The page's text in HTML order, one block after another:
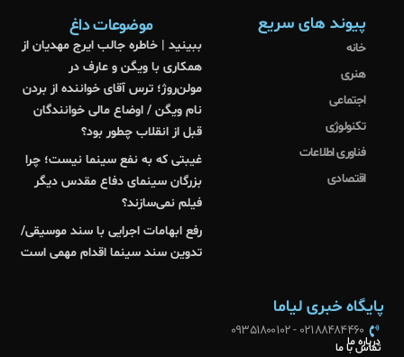
پیوند های سریع
خانه
هنری
اجتماعی
تکنولوژی
فناوری اطلاعات
اقتصادی
موضوعات داغ
ببینید | خاطره جالب ایرج مهدیان از
همکاری با ویگن و عارف در
مولن‌روژ؛ ترس آقای خواننده از بردن
نام ویگن / اوضاع مالی خوانندگان
قبل از انقلاب چطور بود؟
غیبتی که به نفع سینما نیست؛ چرا
بزرگان سینمای دفاع مقدس دیگر
فیلم نمی‌سازند؟
رفع ابهامات اجرایی با سند موسیقی/
تدوین سند سینما اقدام مهمی است
پایگاه خبری لیاما
02188484460 - 09351800102
درباره ما
تماس با ما